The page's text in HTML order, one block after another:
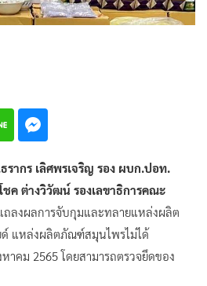
รากร เลิศพรเจริญ รอง ผบก.ปอท.
ค ต่างวิวัฒน์ รองเลขาธิการคณะ
ถลงผลการจับกุมและทลายแหล่งผลิต
แหล่งผลิตภัณฑ์สมุนไพรไม่ได้
าคม 2565 โดยสามารถตรวจยึดของ